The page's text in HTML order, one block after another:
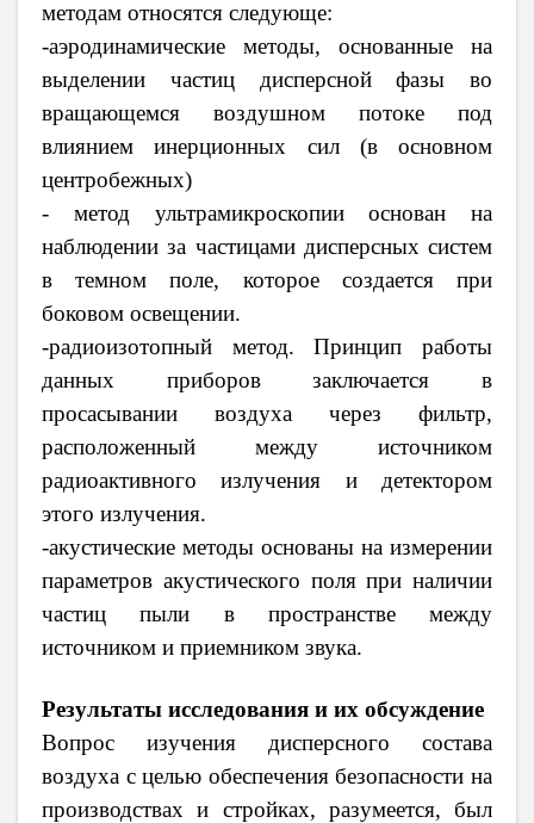
методам относятся следующе:
-аэродинамические методы, основанные на
выделении частиц дисперсной фазы во
вращающемся воздушном потоке под
влиянием инерционных сил (в основном
центробежных)
- метод ультрамикроскопии основан на
наблюдении за частицами дисперсных систем
в темном поле, которое создается при
боковом освещении.
-радиоизотопный метод. Принцип работы
данных приборов заключается в
просасывании воздуха через фильтр,
расположенный между источником
радиоактивного излучения и детектором
этого излучения.
-акустические методы основаны на измерении
параметров акустического поля при наличии
частиц пыли в пространстве между
источником и приемником звука.
Результаты исследования и их обсуждение
Вопрос изучения дисперсного состава
воздуха с целью обеспечения безопасности на
производствах и стройках, разумеется, был